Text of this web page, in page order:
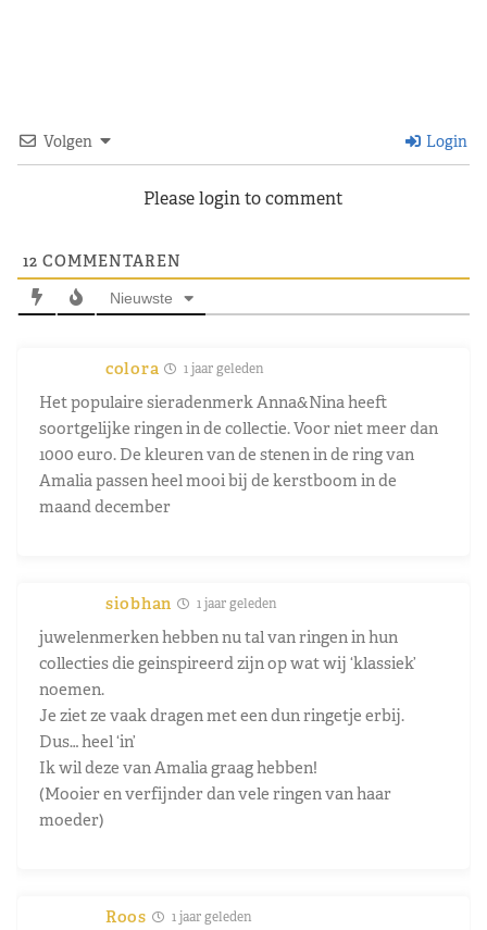
Volgen Login
Please login to comment
12 COMMENTAREN
Nieuwste
colora 1 jaar geleden
Het populaire sieradenmerk Anna&Nina heeft
soortgelijke ringen in de collectie. Voor niet meer dan
1000 euro. De kleuren van de stenen in de ring van
Amalia passen heel mooi bij de kerstboom in de
maand december
siobhan 1 jaar geleden
juwelenmerken hebben nu tal van ringen in hun
collecties die geinspireerd zijn op wat wij ‘klassiek’
noemen.
Je ziet ze vaak dragen met een dun ringetje erbij.
Dus… heel ‘in’
Ik wil deze van Amalia graag hebben!
(Mooier en verfijnder dan vele ringen van haar
moeder)
Roos 1 jaar geleden